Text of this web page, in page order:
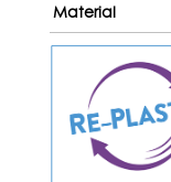
Material